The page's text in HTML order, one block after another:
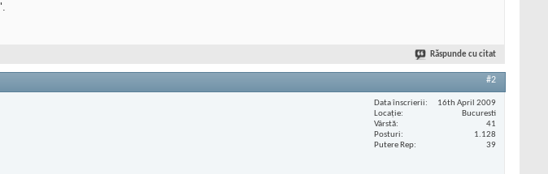
Răspunde cu citat
#2
Data înscrierii
16th April 2009
Locaţie
Bucuresti
Vârstă
41
Posturi
1.128
Putere Rep
39